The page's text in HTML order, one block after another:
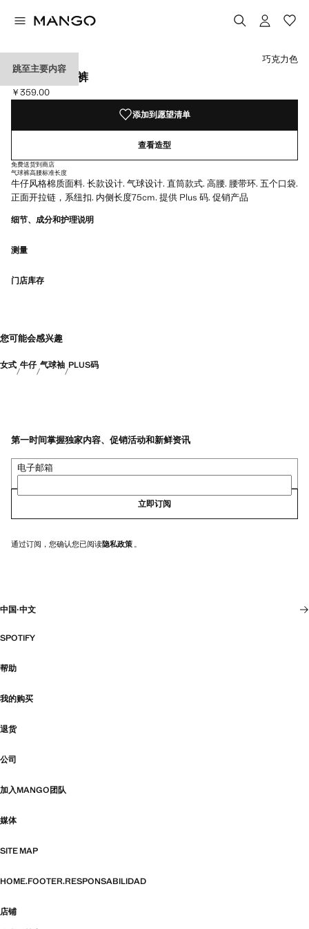
跳至主要内容
高腰直筒牛仔裤
当前价格 [￥359.00 ]
￥359.00
选择颜色
颜色 灰白颜色 中蓝色颜色 深蓝色
巧克力色
添加到愿望清单
查看造型
免费送货到商店
气球裤高腰标准长度
牛仔风格棉质面料. 长款设计. 气球设计. 直筒款式. 高腰. 腰带环. 五个口袋.
正面开拉链，系纽扣. 内侧长度75cm. 提供 Plus 码. 促销产品
细节、成分和护理说明
测量
门店库存
您可能会感兴趣
女式 牛仔 气球袖 PLUS码
第一时间掌握独家内容、促销活动和新鲜资讯
电子邮箱
立即订阅
通过订阅，您确认您已阅读隐私政策
中国·中文
SPOTIFY
帮助
我的购买
退货
公司
加入MANGO团队
媒体
SITE MAP
HOME.FOOTER.RESPONSABILIDAD
店铺